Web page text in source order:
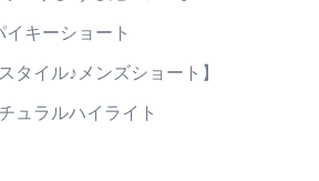
キーショート
タイル♪メンズショート】
ュラルハイライト